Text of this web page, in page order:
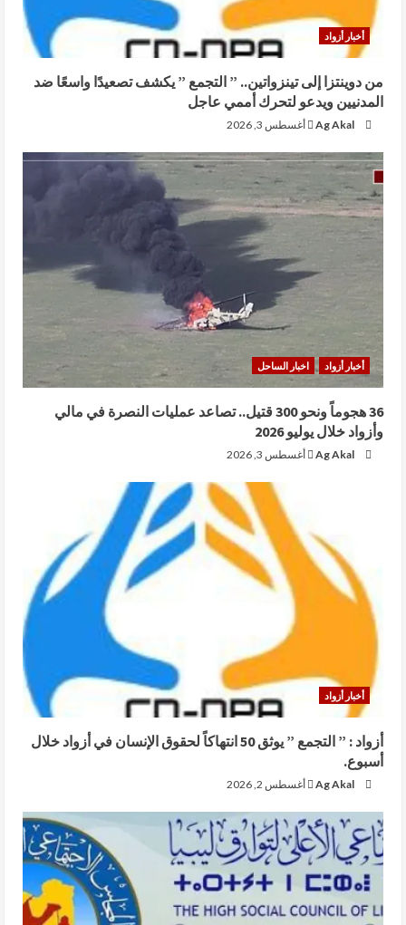
أخبار أزواد
من دوينتزا إلى تينزواتين.. ” التجمع ” يكشف تصعيدًا واسعًا ضد
المدنيين ويدعو لتحرك أممي عاجل
Ag Akal أغسطس 3, 2026
أخبار أزواد اخبار الساحل
36 هجوماً ونحو 300 قتيل.. تصاعد عمليات النصرة في مالي
وأزواد خلال يوليو 2026
Ag Akal أغسطس 3, 2026
أخبار أزواد
أزواد : ” التجمع ” يوثق 50 انتهاكاً لحقوق الإنسان في أزواد خلال
أسبوع.
Ag Akal أغسطس 2, 2026